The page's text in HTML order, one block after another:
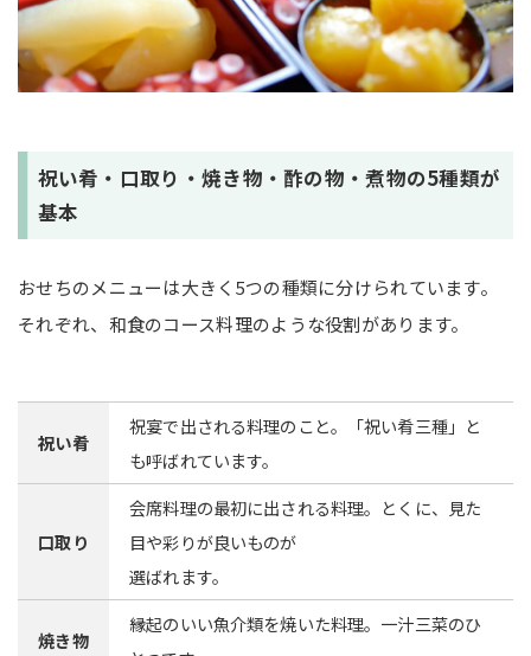
祝い肴・口取り・焼き物・酢の物・煮物の5種類が
基本
おせちのメニューは大きく5つの種類に分けられています。
それぞれ、和食のコース料理のような役割があります。
祝い肴
祝宴で出される料理のこと。「祝い肴三種」と
も呼ばれています。
口取り
会席料理の最初に出される料理。とくに、見た
目や彩りが良いものが
選ばれます。
焼き物
縁起のいい魚介類を焼いた料理。一汁三菜のひ